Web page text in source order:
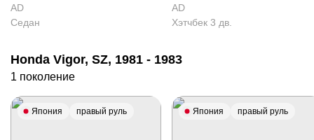
AD
Седан
AD
Хэтчбек 3 дв.
Honda Vigor, SZ, 1981 - 1983
1 поколение
Япония правый руль Япония правый руль